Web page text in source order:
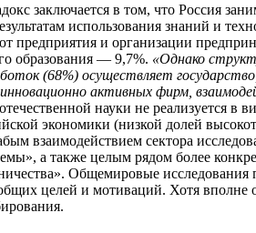
заключается в том, что Россия
использования знаний и
предприятия и организации
образования — 9,7%. «Однако
(68%) осуществляет
инновационно активных фирм,
науки не реализуется
экономики (низкой долей
взаимодействием сектора
а также целым рядом более
Общемировые исследования
общих целей и мотиваций. Хотя